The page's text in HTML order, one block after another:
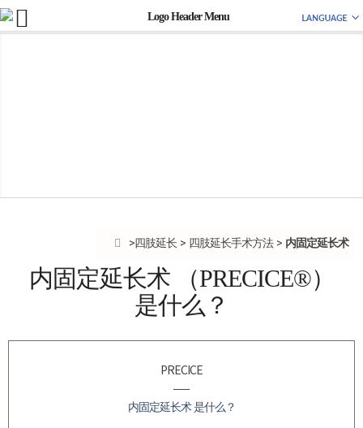
四肢延长 四肢延长手术方法 内固定延长术
内固定延长术 （PRECICE®）
是什么？
PRECICE
内固定延长术 是什么？